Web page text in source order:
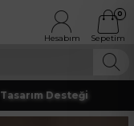
0
Tasarım Desteği